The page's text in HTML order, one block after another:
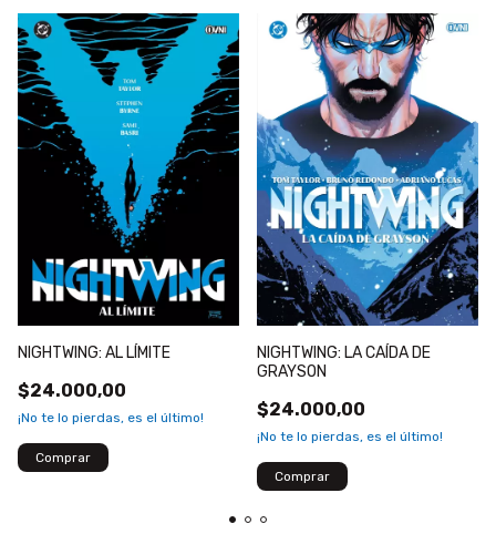
NIGHTWING: AL LÍMITE
$24.000,00
¡No te lo pierdas, es el último!
NIGHTWING: LA CAÍDA DE
GRAYSON
$24.000,00
¡No te lo pierdas, es el último!